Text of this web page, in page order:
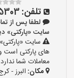
تلفن:
لطفا پس از
سایت «پارکتی» دیده ام
سایت
های پارکتی است
معاملات شما
مکان: البرز -